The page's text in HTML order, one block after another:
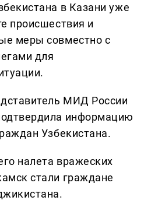
в Казани уже
происшествия и
меры совместно с
для
МИД России
информацию
Узбекистана.
налета вражеских
стали граждане